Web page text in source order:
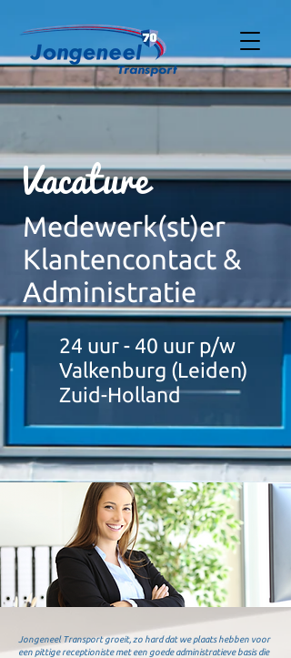
Vacature
Medewerk(st)er
Klantencontact &
Administratie
24 uur - 40 uur p/w
Valkenburg (Leiden)
Zuid-Holland
Jongeneel Transport groeit, zo hard dat we plaats hebben voor
een pittige receptioniste met een goede administratieve basis die